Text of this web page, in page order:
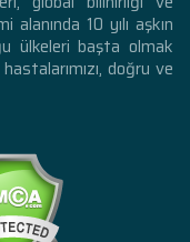
10 yılı aşkın
ülkeleri başta olmak
doğru ve